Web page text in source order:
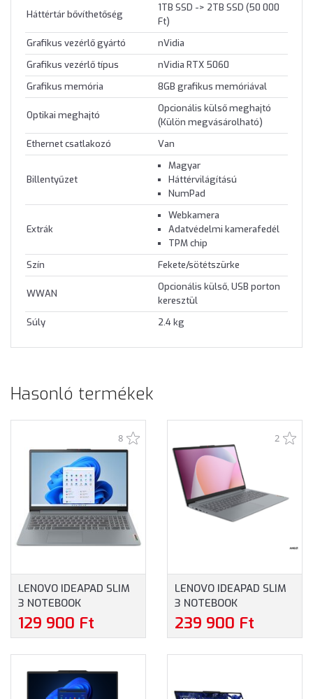
Háttértár bővíthetőség
1TB SSD -> 2TB SSD (50 000
Ft)
Grafikus vezérlő gyártó
nVidia
Grafikus vezérlő típus
nVidia RTX 5060
Grafikus memória
8GB grafikus memóriával
Optikai meghajtó
Opcionális külső meghajtó
(Külön megvásárolható)
Ethernet csatlakozó
Van
Billentyűzet
Magyar
Háttérvilágítású
NumPad
Extrák
Webkamera
Adatvédelmi kamerafedél
TPM chip
Szín
Fekete/sötétszürke
WWAN
Opcionális külső, USB porton
keresztül
Súly
2.4 kg
Hasonló termékek
8
LENOVO IDEAPAD SLIM
3 NOTEBOOK
(82XB00F6HV) - 15.6"
FULLHD, INTEL N100,
WINDOWS 11 HOME, 2
ÉV GARANCIA, SZÜRKE
129 900 Ft
2
LENOVO IDEAPAD SLIM
3 NOTEBOOK
(82XQ00TVHV) - 15.6"
FULLHD, AMD RYZEN 5-
WINDOWS 11 HOME, 3
239 900 Ft